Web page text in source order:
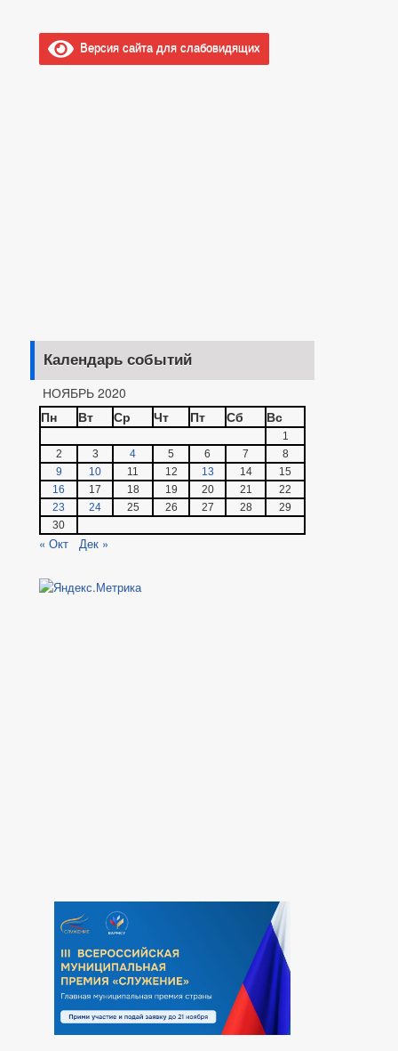
Версия сайта для слабовидящих
Календарь событий
НОЯБРЬ 2020
Пн
Вт Ср Чт Пт Сб Вс
1
2
3 4 5 6 7
8
9
10 11 12 13 14
15
16
17 18 19 20 21
22
23
24 25 26 27 28
29
30
« Окт Дек »